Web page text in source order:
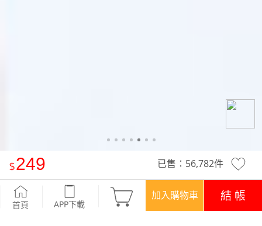
首頁 APP下載
加入購物車 結 帳
249 已售： 56,782件
【任選‧買一送一】吸排運動條紋背心